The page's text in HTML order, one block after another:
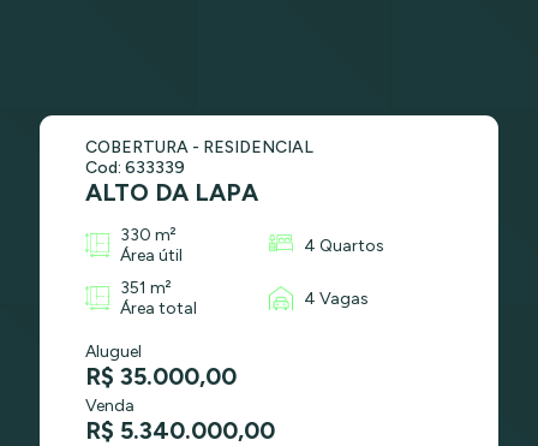
COBERTURA - RESIDENCIAL
Cod: 633339
ALTO DA LAPA
330 m²
Área útil
4 Quartos
351 m²
Área total
4 Vagas
Aluguel
R$ 35.000,00
Venda
R$ 5.340.000,00